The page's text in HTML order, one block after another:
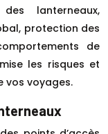
lanterneaux,
protection des
de
les risques et
vos voyages.